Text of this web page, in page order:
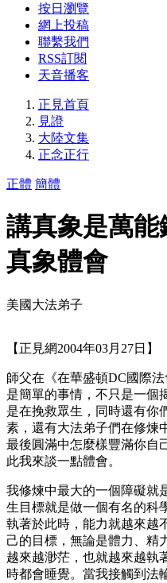
按日瀏覽
網上投稿
聯繫我們
RSS訂閱
天音播客
正見首頁
見證
大陸文集
正念正行
正體 簡體
講真象是萬
真象體會
美國大法弟子
【正見網2004年03月27日】
師父在《在華盛頓DC國際
是簡單的事情，不只是一個
是在挽救眾生，同時還有你
素，還有大法弟子們在修煉
最後圓滿中怎麼樣豐滿你自
此我來談一點體會。
我修煉中最大的一個障礙就
生目標就是做一個有名的科
執著於此時，能力就越來越
己的目標，無論是體力、精
越來越渺茫，也就越來越執
時都會睡覺。當我接觸到法